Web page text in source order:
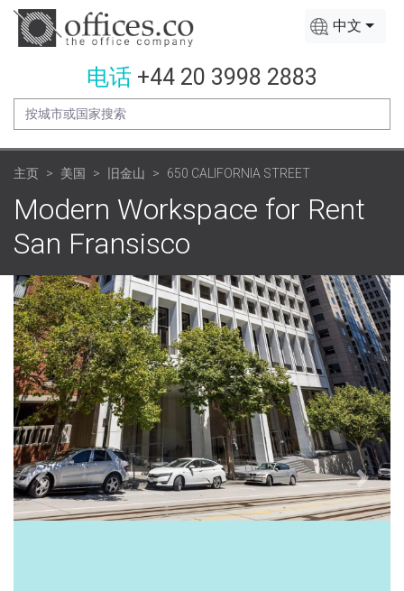
中文
电话 +44 20 3998 2883
主页 美国 旧金山 650 CALIFORNIA STREET
Modern Workspace for Rent
San Fransisco